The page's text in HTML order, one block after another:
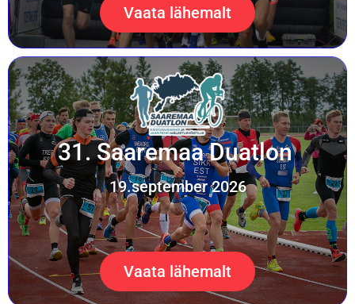
Vaata lähemalt
31. Saaremaa Duatlon
19.september 2026
Vaata lähemalt